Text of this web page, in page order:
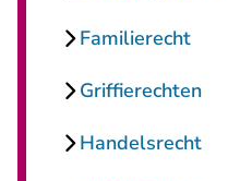
Familierecht
Griffierechten
Handelsrecht